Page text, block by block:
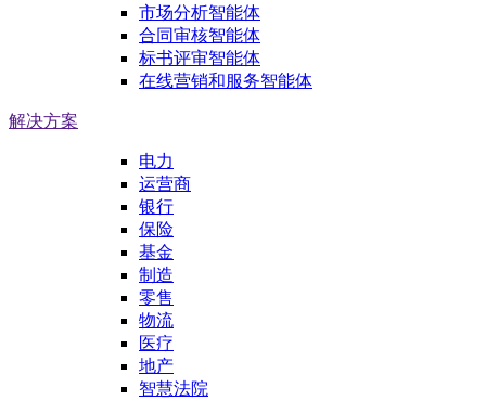
市场分析智能体
合同审核智能体
标书评审智能体
在线营销和服务智能体
解决方案
电力
运营商
银行
保险
基金
制造
零售
物流
医疗
地产
智慧法院